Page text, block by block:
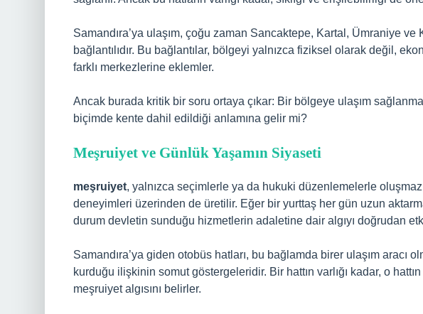
Samandıra’ya ulaşım, çoğu zaman Sancaktepe, Kartal, Ümraniye ve
bağlantılıdır. Bu bağlantılar, bölgeyi yalnızca fiziksel olarak değil,
farklı merkezlerine eklemler.
Ancak burada kritik bir soru ortaya çıkar: Bir bölgeye ulaşım
biçimde kente dahil edildiği anlamına gelir mi?
Meşruiyet ve Günlük Yaşamın Siyaseti
meşruiyet, yalnızca seçimlerle ya da hukuki düzenlemelerle
deneyimleri üzerinden de üretilir. Eğer bir yurttaş her gün uzun
durum devletin sunduğu hizmetlerin adaletine dair algıyı doğrudan
Samandıra’ya giden otobüs hatları, bu bağlamda birer ulaşım aracı
kurduğu ilişkinin somut göstergeleridir. Bir hattın varlığı kadar, o
meşruiyet algısını belirler.